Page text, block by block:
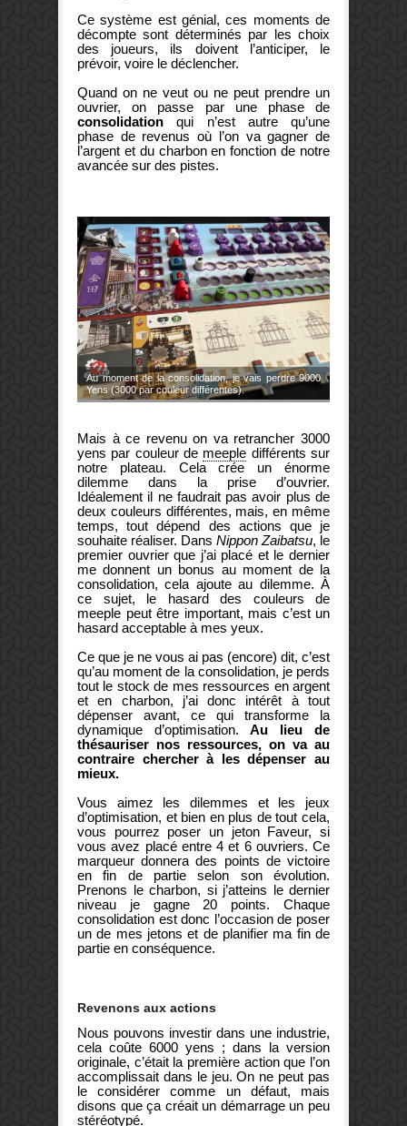
Ce système est génial, ces moments de
décompte sont déterminés par les choix
des joueurs, ils doivent l’anticiper, le
prévoir, voire le déclencher.
Quand on ne veut ou ne peut prendre un
ouvrier, on passe par une phase de
consolidation qui n’est autre qu’une
phase de revenus où l’on va gagner de
l’argent et du charbon en fonction de notre
avancée sur des pistes.
Au moment de la consolidation, je vais perdre 9000
Yens (3000 par couleur différentes).
Mais à ce revenu on va retrancher 3000
yens par couleur de meeple différents sur
notre plateau. Cela crée un énorme
dilemme dans la prise d’ouvrier.
Idéalement il ne faudrait pas avoir plus de
deux couleurs différentes, mais, en même
temps, tout dépend des actions que je
souhaite réaliser. Dans Nippon Zaibatsu, le
premier ouvrier que j’ai placé et le dernier
me donnent un bonus au moment de la
consolidation, cela ajoute au dilemme. À
ce sujet, le hasard des couleurs de
meeple peut être important, mais c’est un
hasard acceptable à mes yeux.
Ce que je ne vous ai pas (encore) dit, c’est
qu’au moment de la consolidation, je perds
tout le stock de mes ressources en argent
et en charbon, j’ai donc intérêt à tout
dépenser avant, ce qui transforme la
dynamique d’optimisation. Au lieu de
thésauriser nos ressources, on va au
contraire chercher à les dépenser au
mieux.
Vous aimez les dilemmes et les jeux
d’optimisation, et bien en plus de tout cela,
vous pourrez poser un jeton Faveur, si
vous avez placé entre 4 et 6 ouvriers. Ce
marqueur donnera des points de victoire
en fin de partie selon son évolution.
Prenons le charbon, si j’atteins le dernier
niveau je gagne 20 points. Chaque
consolidation est donc l’occasion de poser
un de mes jetons et de planifier ma fin de
partie en conséquence.
Revenons aux actions
Nous pouvons investir dans une industrie,
cela coûte 6000 yens ; dans la version
originale, c’était la première action que l’on
accomplissait dans le jeu. On ne peut pas
le considérer comme un défaut, mais
disons que ça créait un démarrage un peu
stéréotypé.